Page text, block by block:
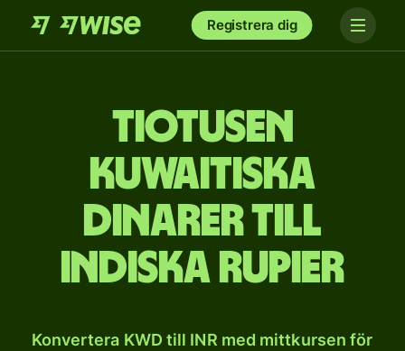
Registrera dig
tio­tusen
kuwaitiska
dinarer till
indiska rupier
Konvertera KWD till INR med mittkursen för